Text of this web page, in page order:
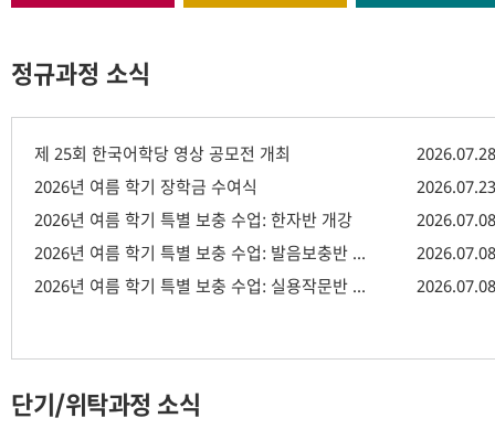
정규과정 소식
제 25회 한국어학당 영상 공모전 개최
2026.07.28
2026년 여름 학기 장학금 수여식
2026.07.23
2026년 여름 학기 특별 보충 수업: 한자반 개강
2026.07.08
2026년 여름 학기 특별 보충 수업: 발음보충반 개강
2026.07.08
2026년 여름 학기 특별 보충 수업: 실용작문반 개강
2026.07.08
단기/위탁과정 소식